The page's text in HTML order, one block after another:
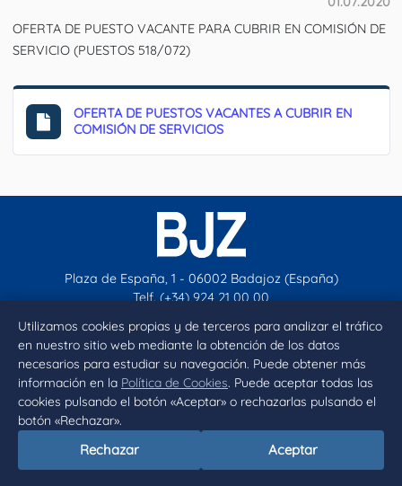
Utilizamos cookies propias y de terceros para analizar el tráfico
en nuestro sitio web mediante la obtención de los datos
necesarios para estudiar su navegación. Puede obtener más
información en la Política de Cookies. Puede aceptar todas las
cookies pulsando el botón «Aceptar» o rechazarlas pulsando el
botón «Rechazar».
Rechazar Aceptar
OFERTA DE PUESTO VACANTE PARA CUBRIR EN COMISIÓN DE
SERVICIO (PUESTOS 518/072)
OFERTA DE PUESTOS VACANTES A CUBRIR EN
COMISIÓN DE SERVICIOS
Plaza de España, 1 - 06002 Badajoz (España)
Telf. (+34) 924 21 00 00
Facebook
X Instagram
YouTube
Inicio Aviso legal
Declaración de accesibilidad